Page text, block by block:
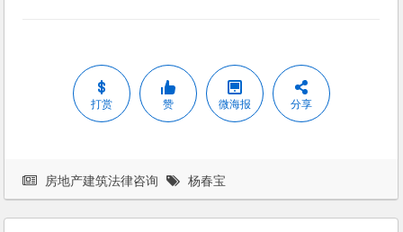
打赏 赞 微海报 分享
房地产建筑法律咨询 杨春宝